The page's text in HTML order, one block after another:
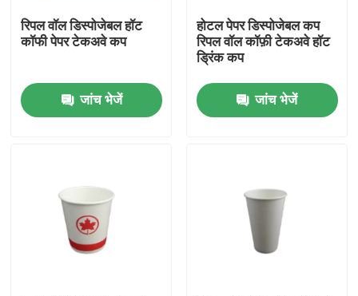
रिपल वॉल डिस्पोजेबल हॉट
कॉफी पेपर टेकअवे कप
जांच भेजें
होटल पेपर डिस्पोजेबल कप
रिपल वॉल कॉफ़ी टेकअवे हॉट
ड्रिंक कप
जांच भेजें